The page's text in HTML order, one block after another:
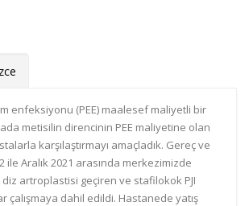
enfeksiyonu (PEE) maalesef maliyetli bir
metisilin direncinin PEE maliyetine olan
karşılaştırmayı amaçladık. Gereç ve
ile Aralık 2021 arasında merkezimizde
artroplastisi geçiren ve stafilokok PJI
çalışmaya dahil edildi. Hastanede yatış